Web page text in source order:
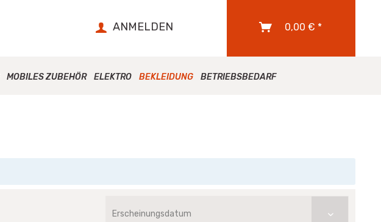
ANMELDEN 0,00 € *
MOBILES ZUBEHÖR ELEKTRO BEKLEIDUNG BETRIEBSBEDARF